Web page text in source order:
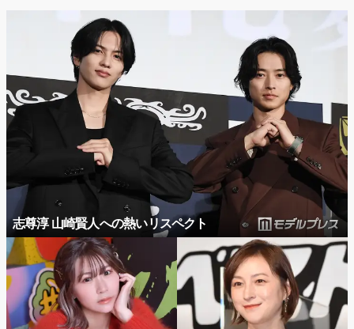
志尊淳 山崎賢人への熱いリスペクト